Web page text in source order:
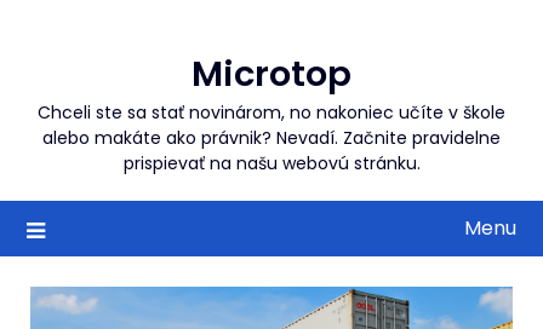
Microtop
Chceli ste sa stať novinárom, no nakoniec učíte v škole
alebo makáte ako právnik? Nevadí. Začnite pravidelne
prispievať na našu webovú stránku.
Menu